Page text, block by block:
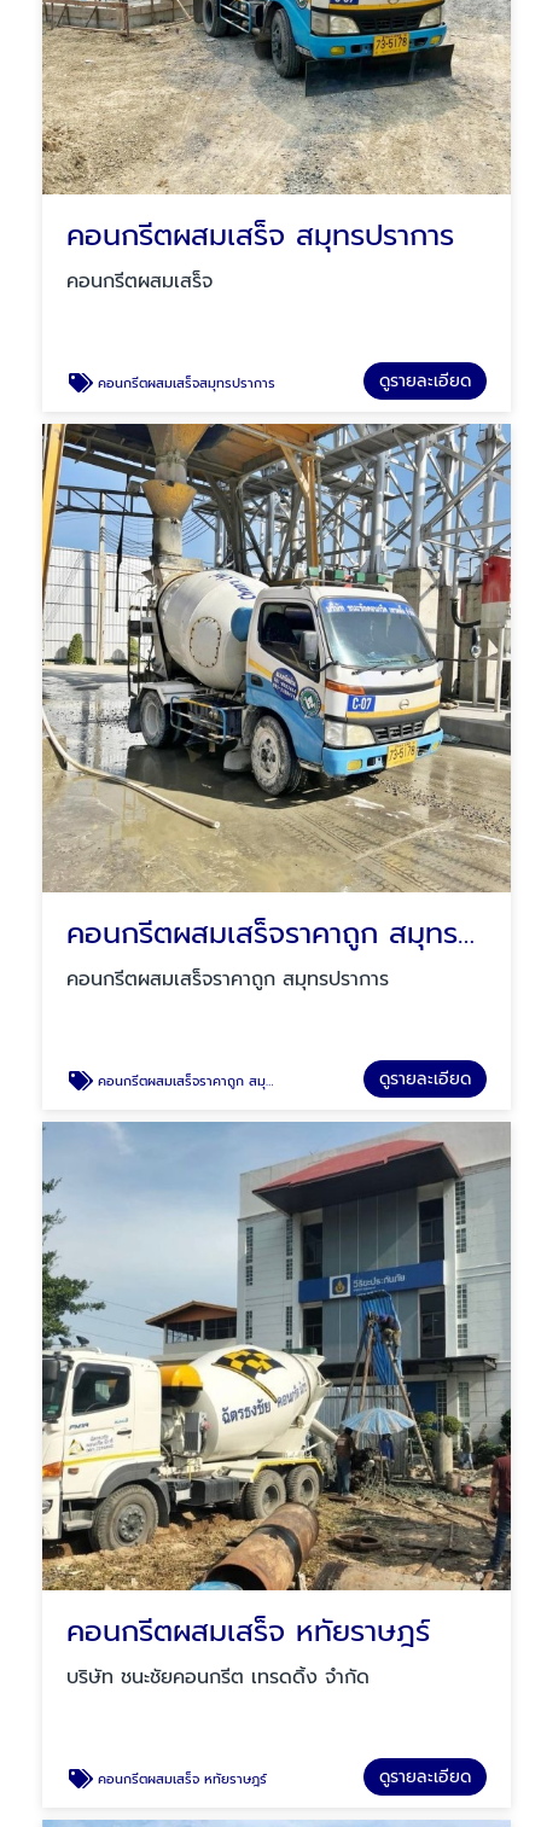
คอนกรีตผสมเสร็จ สมุทรปราการ
คอนกรีตผสมเสร็จ
คอนกรีตผสมเสร็จสมุทรปราการ ดูรายละเอียด
คอนกรีตผสมเสร็จราคาถูก สมุทรปราการ
คอนกรีตผสมเสร็จราคาถูก สมุทรปราการ
คอนกรีตผสมเสร็จราคาถูก สมุทรปราการ ดูรายละเอียด
คอนกรีตผสมเสร็จ หทัยราษฎร์
บริษัท ชนะชัยคอนกรีต เทรดดิ้ง จำกัด
คอนกรีตผสมเสร็จ หทัยราษฎร์ ดูรายละเอียด